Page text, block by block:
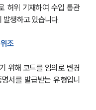
허위 기재하여 수입 통관
발생하고 있습니다.
조
위해 코드를 임의로 변경
서를 발급받는 유형입니